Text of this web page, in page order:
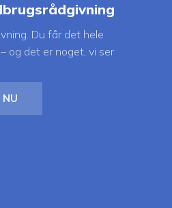
Du får det hele
og det er noget, vi ser
NU